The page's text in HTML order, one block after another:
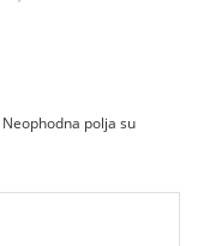
Neophodna polja su